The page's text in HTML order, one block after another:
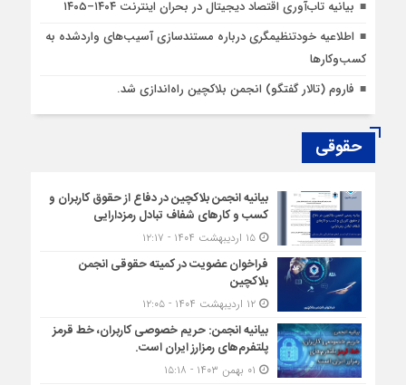
بیانیه تاب‌آوری اقتصاد دیجیتال در بحران اینترنت ۱۴۰۴–۱۴۰۵
اطلاعیه خودتنظیمگری درباره مستندسازی آسیب‌های واردشده به
کسب‌وکارها
فاروم (تالار گفتگو) انجمن بلاکچین راه‌اندازی شد.
حقوقی
بیانیه انجمن بلاکچین در دفاع از حقوق کاربران و
کسب و کارهای شفاف تبادل رمزدارایی
۱۵ اردیبهشت ۱۴۰۴ - ۱۲:۱۷
فراخوان عضویت در کمیته حقوقی انجمن
بلاکچین
۱۲ اردیبهشت ۱۴۰۴ - ۱۲:۰۵
بیانیه انجمن: حریم خصوصی کاربران، خط قرمز
پلتفرم‌های رمزارز ایران است.